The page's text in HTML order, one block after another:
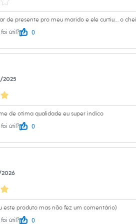
de presente pro meu marido e ele curtiu… o
útil?
0
de otima qualidade eu super indico
útil?
0
este produto mas não fez um comentário)
útil?
0